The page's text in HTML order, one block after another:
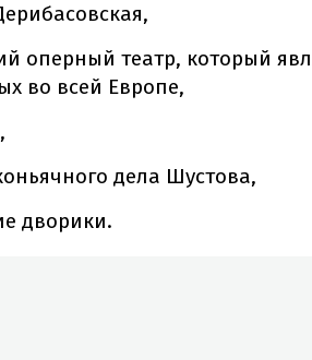
оперный театр, который
во всей Европе,
дела Шустова,
дворики.